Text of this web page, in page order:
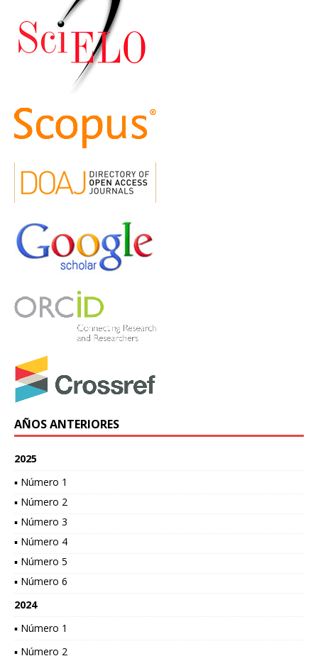
AÑOS ANTERIORES
2025
▪ Número 1
▪ Número 2
▪ Número 3
▪ Número 4
▪ Número 5
▪ Número 6
2024
▪ Número 1
▪ Número 2